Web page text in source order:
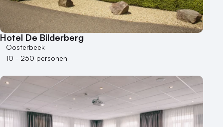
Hotel De Bilderberg
Oosterbeek
10 - 250 personen